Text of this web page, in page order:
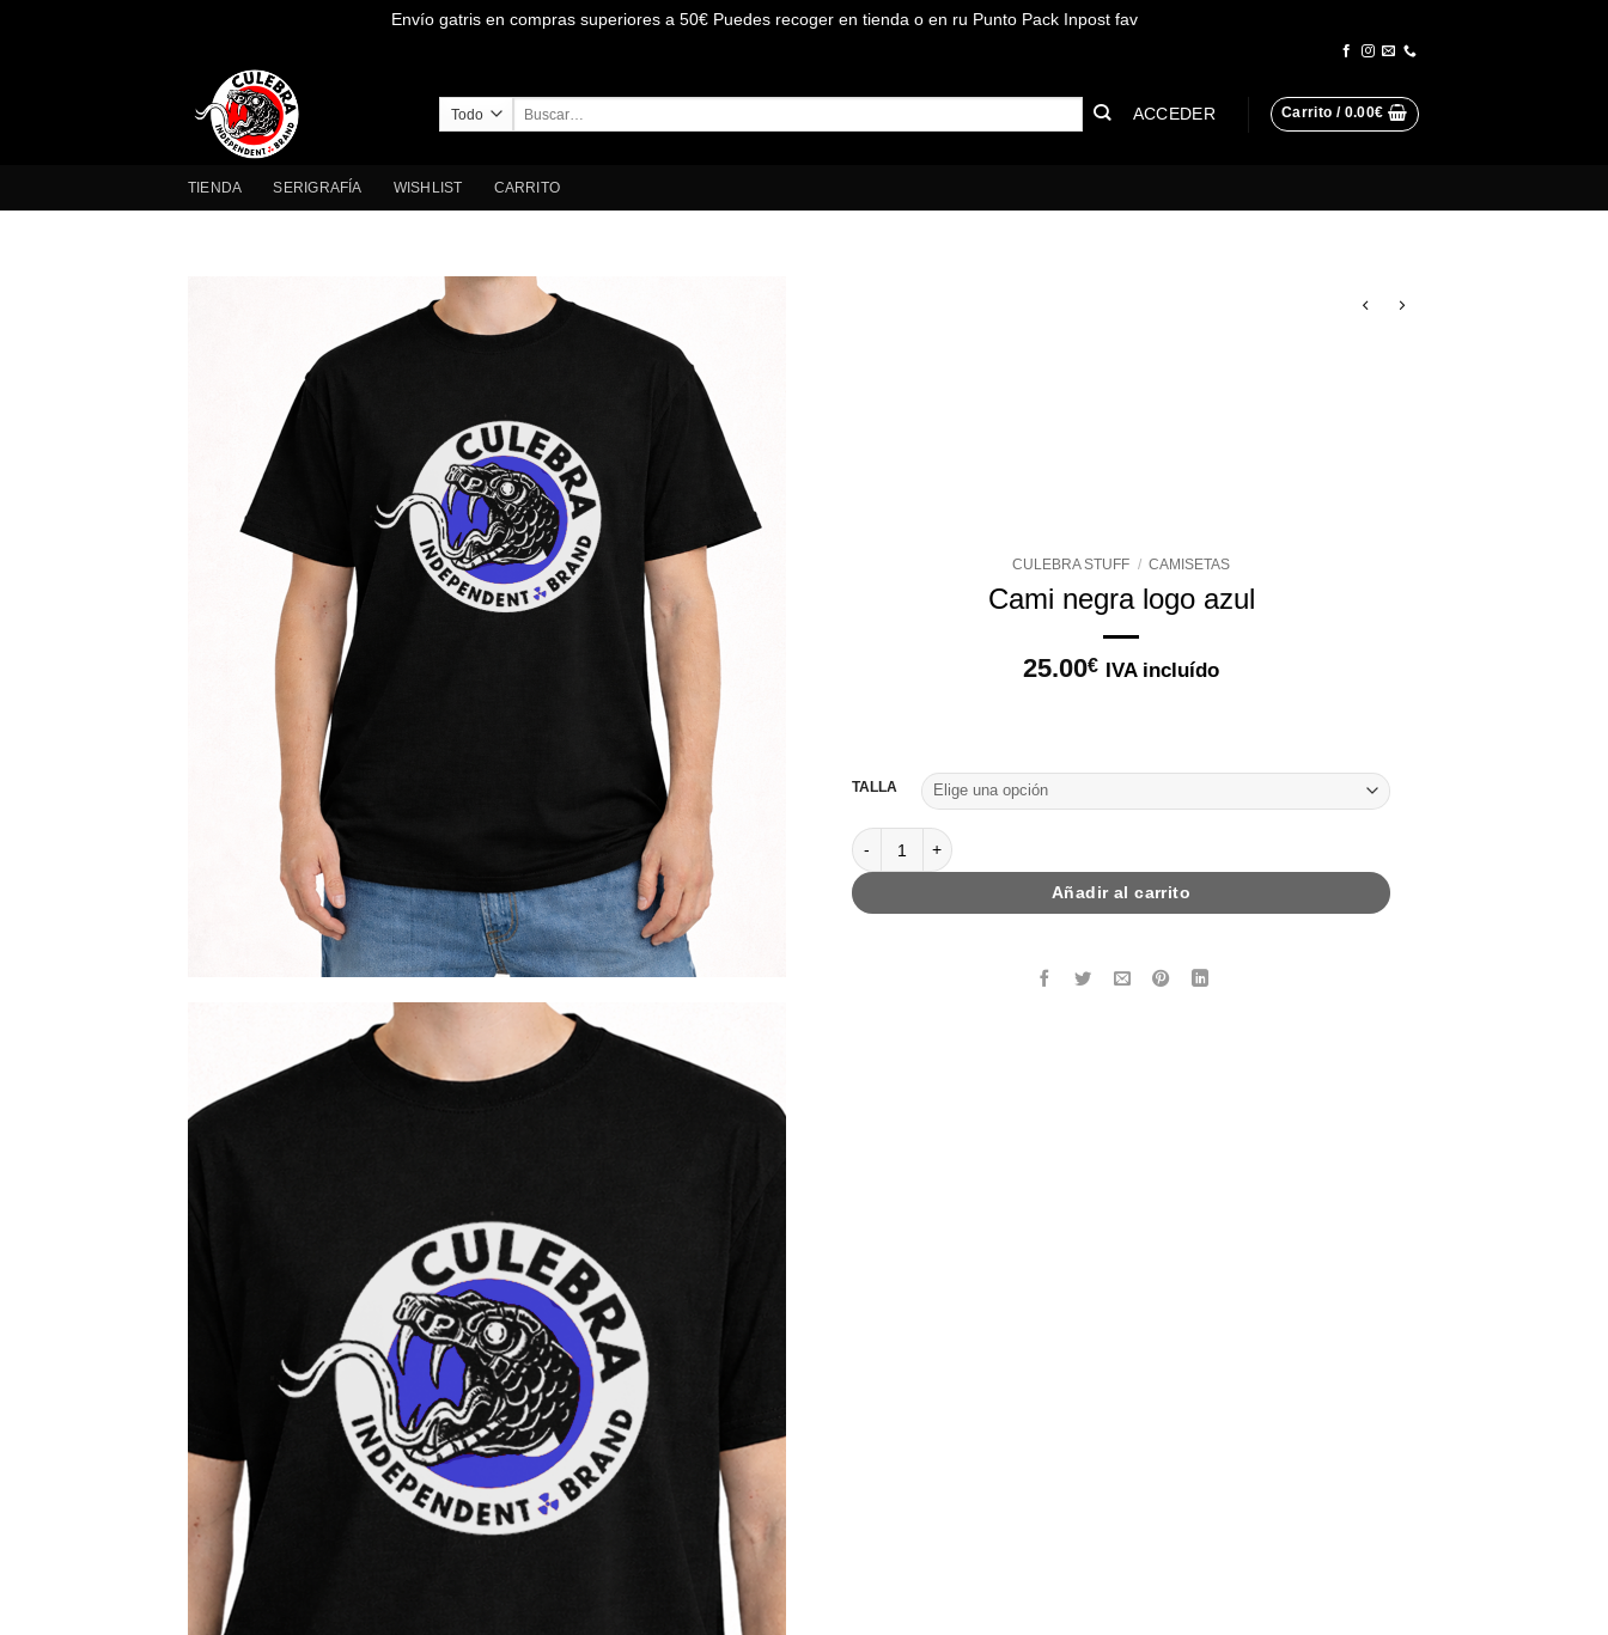
Envío gatris en compras superiores a 50€ Puedes recoger en tienda o en ru Punto Pack Inpost fav
ACCEDER Carrito / 0.00€
TIENDA SERIGRAFÍA WISHLIST CARRITO
CULEBRA STUFF / CAMISETAS
Cami negra logo azul
25.00€ IVA incluído
TALLA
Cami negra logo azul cantidad
Añadir al carrito